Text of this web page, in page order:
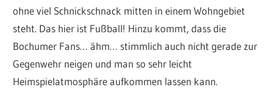
ohne viel Schnickschnack mitten in einem Wohngebiet
steht. Das hier ist Fußball! Hinzu kommt, dass die
Bochumer Fans… ähm… stimmlich auch nicht gerade zur
Gegenwehr neigen und man so sehr leicht
Heimspielatmosphäre aufkommen lassen kann.